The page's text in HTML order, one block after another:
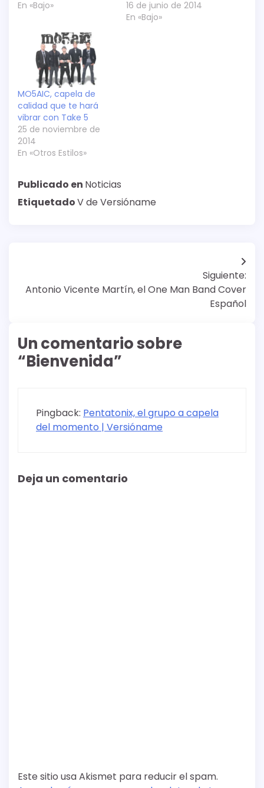
En «Bajo»
16 de junio de 2014
En «Bajo»
MO5AIC, capela de
calidad que te hará
vibrar con Take 5
25 de noviembre de
2014
En «Otros Estilos»
Publicado en Noticias
EtiquetadoV de Versióname
de
Siguiente:
Antonio Vicente Martín, el One Man Band Cover
Español
Un comentario sobre
“Bienvenida”
Pingback: Pentatonix, el grupo a capela
del momento | Versióname
Deja un comentario
Este sitio usa Akismet para reducir el spam.